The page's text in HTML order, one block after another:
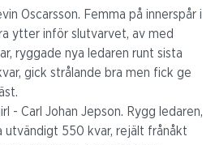
Oscarsson. Femma på innerspår i
ytter inför slutvarvet, av med
ryggade nya ledaren runt sista
gick strålande bra men fick ge
- Carl Johan Jepson. Rygg ledaren,
utvändigt 550 kvar, rejält frånåkt